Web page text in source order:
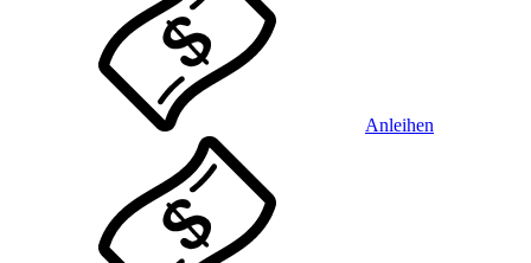
Anleihen